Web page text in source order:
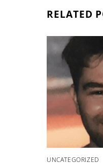
RELATED
UNCATEGORIZED